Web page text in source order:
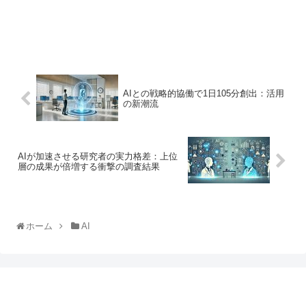
AIとの戦略的協働で1日105分創出：活用
の新潮流
AIが加速させる研究者の実力格差：上位
層の成果が倍増する衝撃の調査結果
ホーム AI